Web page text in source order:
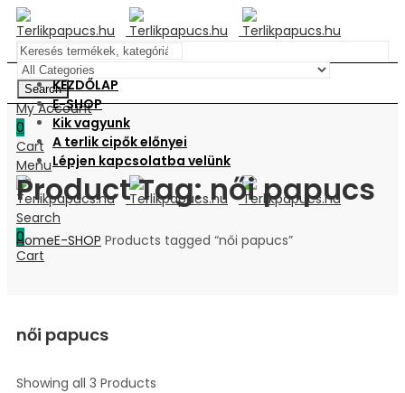
Search
My Account
0
Cart
Menu
Search
0
Cart
KEZDŐLAP
E-SHOP
Kik vagyunk
A terlik cipők előnyei
Lépjen kapcsolatba velünk
Product Tag: női papucs
HomeE-SHOP Products tagged “női papucs”
női papucs
Showing all 3 Products